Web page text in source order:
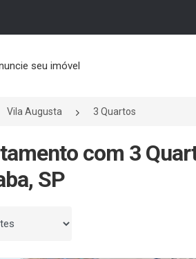
seu imóvel
Vila Augusta 3 Quartos
com 3
SP